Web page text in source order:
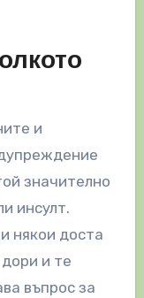
и
значително
инсулт.
някои доста
и те
въпрос за